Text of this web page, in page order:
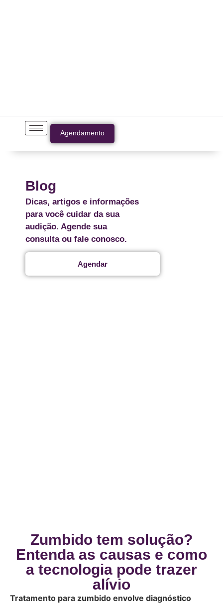
Agendamento
Blog
Dicas, artigos e informações
para você cuidar da sua
audição. Agende sua
consulta ou fale conosco.
Agendar
Zumbido tem solução?
Entenda as causas e como
a tecnologia pode trazer
alívio
Tratamento para zumbido envolve diagnóstico